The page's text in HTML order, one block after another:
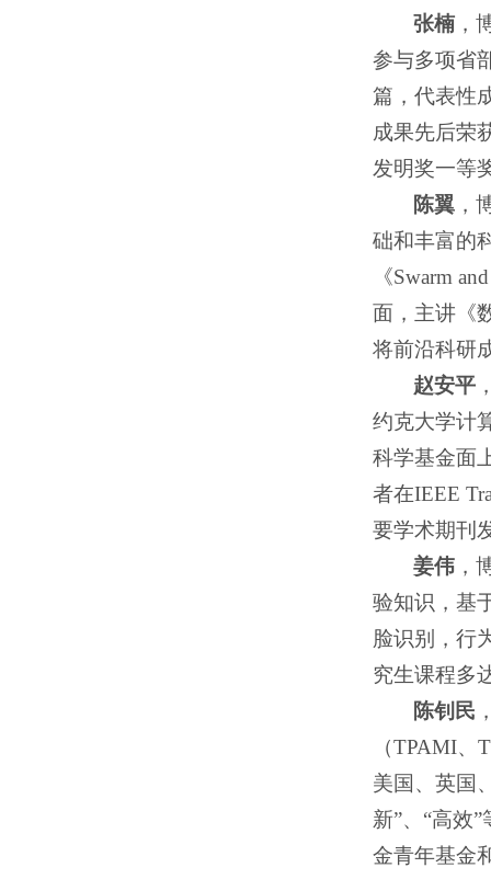
张楠 ，
参与多项省
篇，代表性
成果先后荣
发明奖一等
陈翼 ，
础和丰富的
《Swarm
面，主讲《
将前沿科研
赵安平
约克大学计
科学基金面
者在IEEE
要学术期刊
姜伟 ，
验知识，基
脸识别，行
究生课程多
陈钊民
（TPAMI
美国、英国
新”、“高效
金青年基金